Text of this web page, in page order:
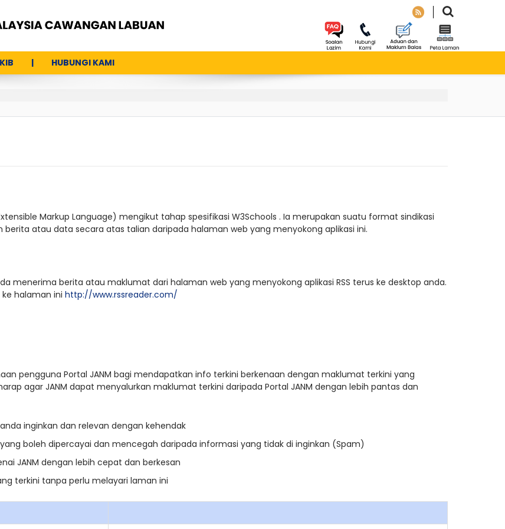
HUBUNGI KAMI
Markup Language) mengikut tahap spesifikasi W3Schools . Ia merupakan suatu format sindikasi
atau data secara atas talian daripada halaman web yang menyokong aplikasi ini.
menerima berita atau maklumat dari halaman web yang menyokong aplikasi RSS terus ke desktop anda.
halaman ini http://www.rssreader.com/
pengguna Portal JANM bagi mendapatkan info terkini berkenaan dengan maklumat terkini yang
agar JANM dapat menyalurkan maklumat terkini daripada Portal JANM dengan lebih pantas dan
inginkan dan relevan dengan kehendak
boleh dipercayai dan mencegah daripada informasi yang tidak di inginkan (Spam)
JANM dengan lebih cepat dan berkesan
terkini tanpa perlu melayari laman ini